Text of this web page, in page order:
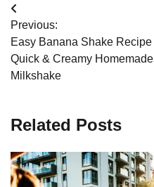
Post
navigation
Previous:
Easy Banana Shake Recipe |
Quick & Creamy Homemade
Milkshake
Related Posts